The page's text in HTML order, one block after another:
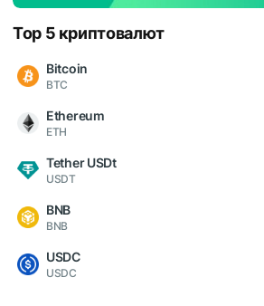
Top 5 криптовалют
Bitcoin
BTC
Ethereum
ETH
Tether USDt
USDT
BNB
BNB
USDC
USDC